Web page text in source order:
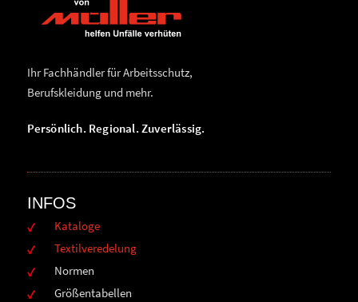
Ihr Fachhändler für Arbeitsschutz,
Berufskleidung und mehr.
Persönlich. Regional. Zuverlässig.
INFOS
Kataloge
Textilveredelung
Normen
Größentabellen